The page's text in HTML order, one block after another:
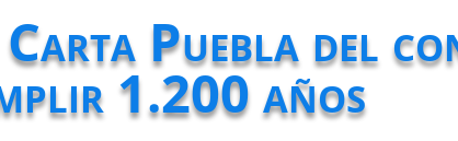
Puebla del
1.200 años